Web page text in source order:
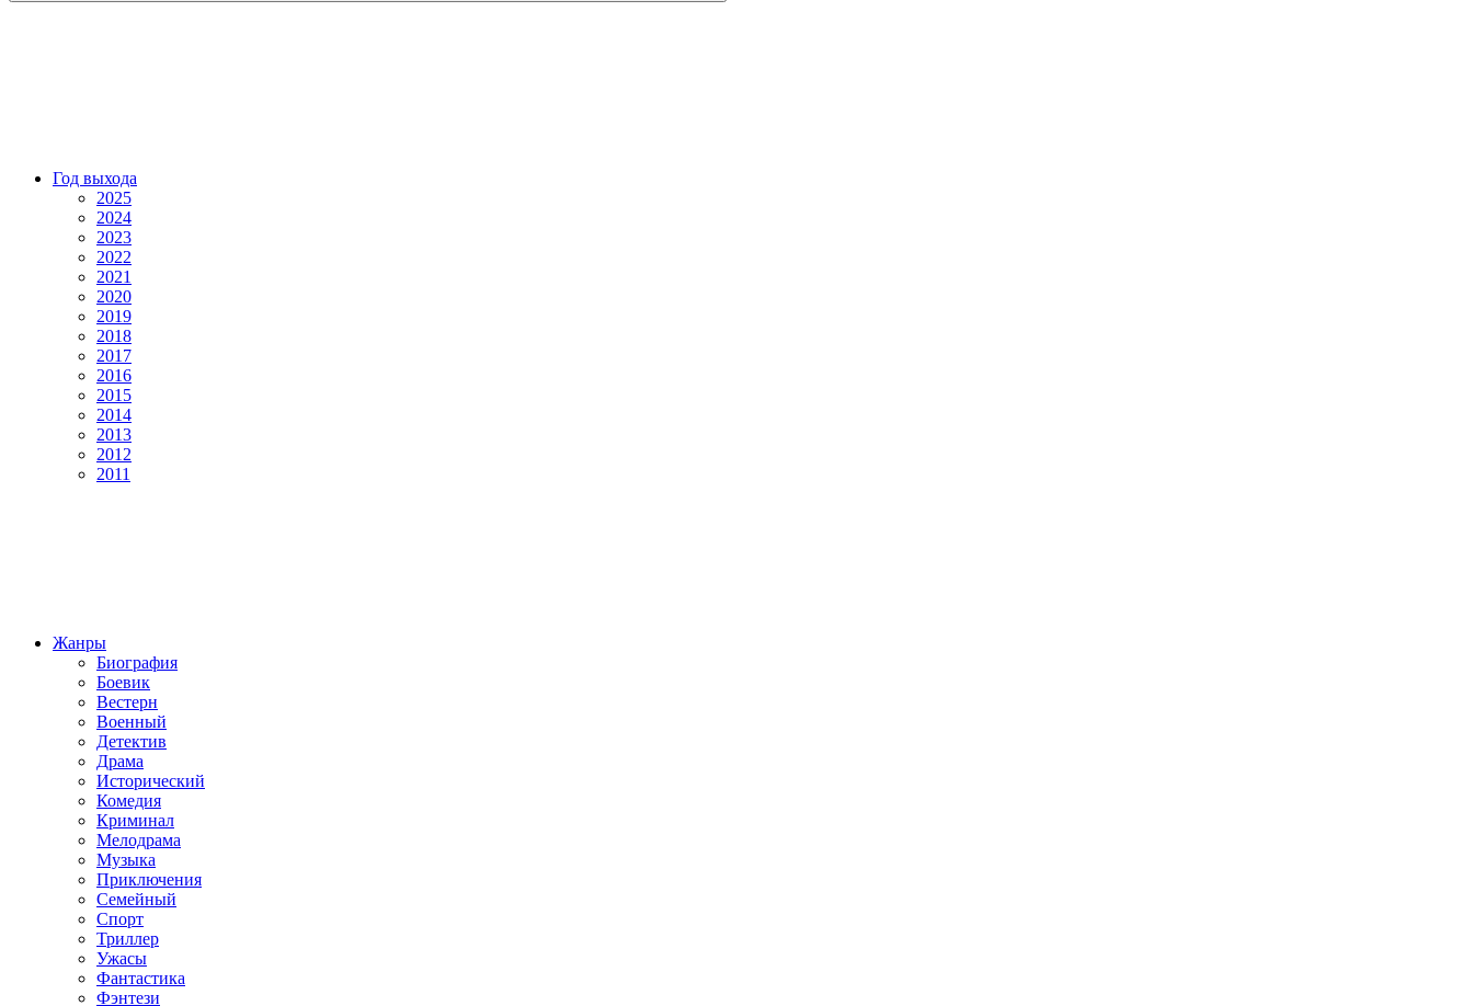
Год выхода
2025
2024
2023
2022
2021
2020
2019
2018
2017
2016
2015
2014
2013
2012
2011
Жанры
Биография
Боевик
Вестерн
Военный
Детектив
Драма
Исторический
Комедия
Криминал
Мелодрама
Музыка
Приключения
Семейный
Спорт
Триллер
Ужасы
Фантастика
Фэнтези